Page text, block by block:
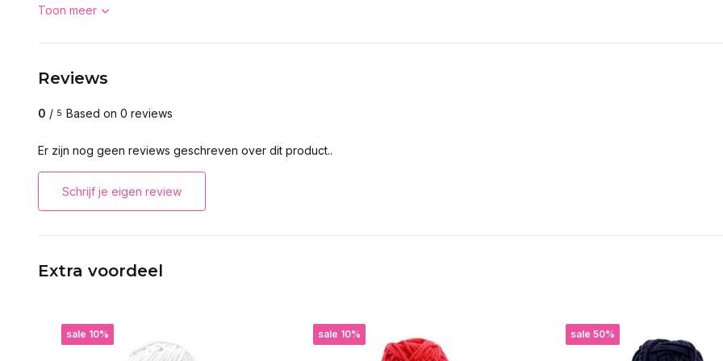
Toon meer
Reviews
0 / 5 Based on 0 reviews
Er zijn nog geen reviews geschreven over dit product..
Schrijf je eigen review
Extra voordeel
sale 10% sale 10% sale 50%